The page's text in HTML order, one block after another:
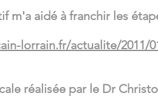
m'a aidé à franchir les
lorrain.fr/actualite/2011/
réalisée par le Dr